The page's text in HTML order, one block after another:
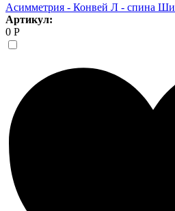
Асимметрия - Конвей Л - спина
Артикул:
0 Р